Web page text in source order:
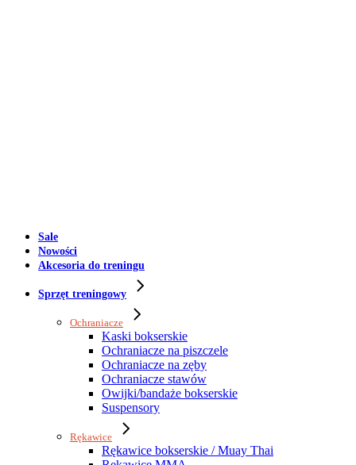
Sale
Nowości
Akcesoria do treningu
Sprzęt treningowy
Ochraniacze
Kaski bokserskie
Ochraniacze na piszczele
Ochraniacze na zęby
Ochraniacze stawów
Owijki/bandaże bokserskie
Suspensory
Rękawice
Rękawice bokserskie / Muay Thai